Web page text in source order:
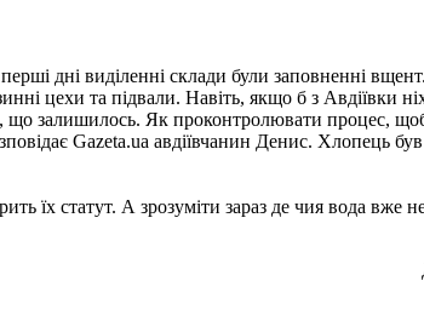
дні виділенні склади були заповненні
цехи та підвали. Навіть, якщо б з Авдіївки
залишилось. Як проконтролювати процес,
Gazeta.ua авдіївчанин Денис. Хлопець
їх статут. А зрозуміти зараз де чия вода вже